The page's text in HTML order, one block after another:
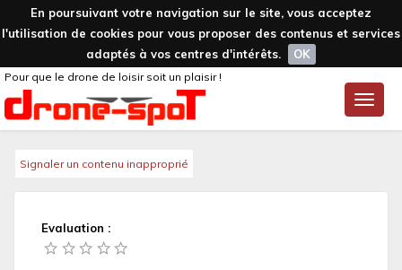
En poursuivant votre navigation sur le site, vous acceptez
l'utilisation de cookies pour vous proposer des contenus et services
adaptés à vos centres d'intérêts.
OK
Toggle
Pour que le drone de loisir soit un plaisir !
Signaler un contenu inapproprié
Evaluation :